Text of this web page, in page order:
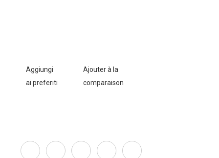
Aggiungi
ai preferiti
Ajouter à la
comparaison